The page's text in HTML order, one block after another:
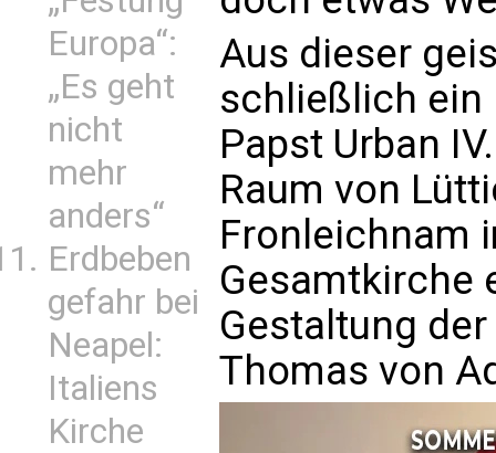
Europa“:
„Es geht
nicht
mehr
anders“
Erdbeben
gefahr bei
Neapel:
Italiens
Kirche
Aus dieser
schließlich ein
Papst Urban
Raum von
Fronleichnam
Gesamtkirche
Gestaltung
Thomas von